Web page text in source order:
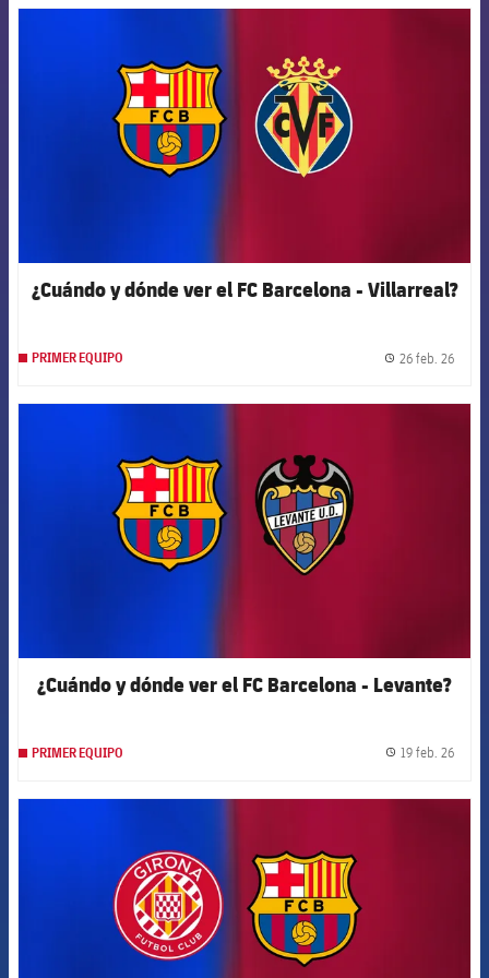
¿Cuándo y dónde ver el FC Barcelona - Villarreal?
PRIMER EQUIPO 26 feb. 26
¿Cuándo y dónde ver el FC Barcelona - Levante?
PRIMER EQUIPO 19 feb. 26